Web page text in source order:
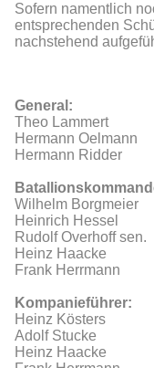
Sofern namentlich
entsprechenden
nachstehend
General:
Theo Lammert
Hermann Oelmann
Hermann Ridder
Wilhelm Borgmeier
Heinrich Hessel
Rudolf Overhoff sen.
Heinz Haacke
Frank Herrmann
Kompanieführer:
Heinz Kösters
Adolf Stucke
Heinz Haacke